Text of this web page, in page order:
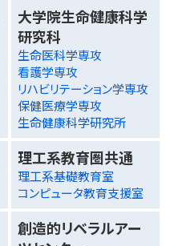
大学院生命健康科学
研究科
生命医科学専攻
看護学専攻
リハビリテーション学専攻
保健医療学専攻
生命健康科学研究所
理工系教育圏共通
理工系基礎教育室
コンピュータ教育支援室
創造的リベラルアー